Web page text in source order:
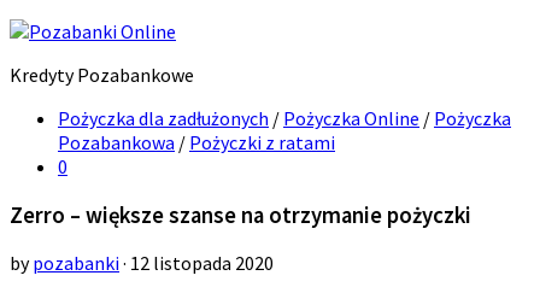
Kredyty Pozabankowe
Pożyczka dla zadłużonych / Pożyczka Online / Pożyczka
Pozabankowa / Pożyczki z ratami
0
Zerro – większe szanse na otrzymanie pożyczki
bypozabanki· 12 listopada 2020